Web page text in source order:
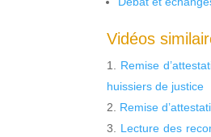
Vidéos
Remise
huissiers de justice
Remise
Lecture des